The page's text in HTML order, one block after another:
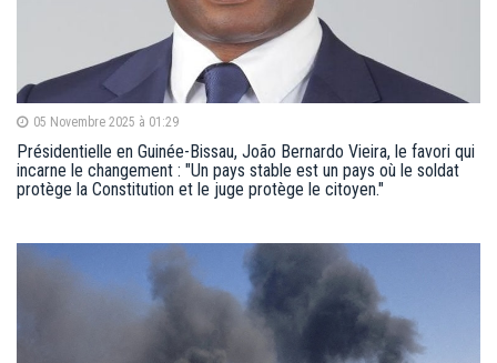
05 Novembre 2025 à 01:29
Présidentielle en Guinée-Bissau, João Bernardo Vieira, le favori qui
incarne le changement : "Un pays stable est un pays où le soldat
protège la Constitution et le juge protège le citoyen."